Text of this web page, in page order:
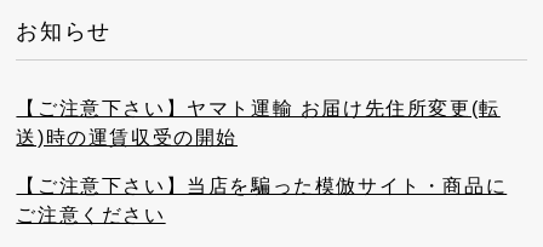
お知らせ
【ご注意下さい】ヤマト運輸 お届け先住所変更(転
送)時の運賃収受の開始
【ご注意下さい】当店を騙った模倣サイト・商品に
ご注意ください